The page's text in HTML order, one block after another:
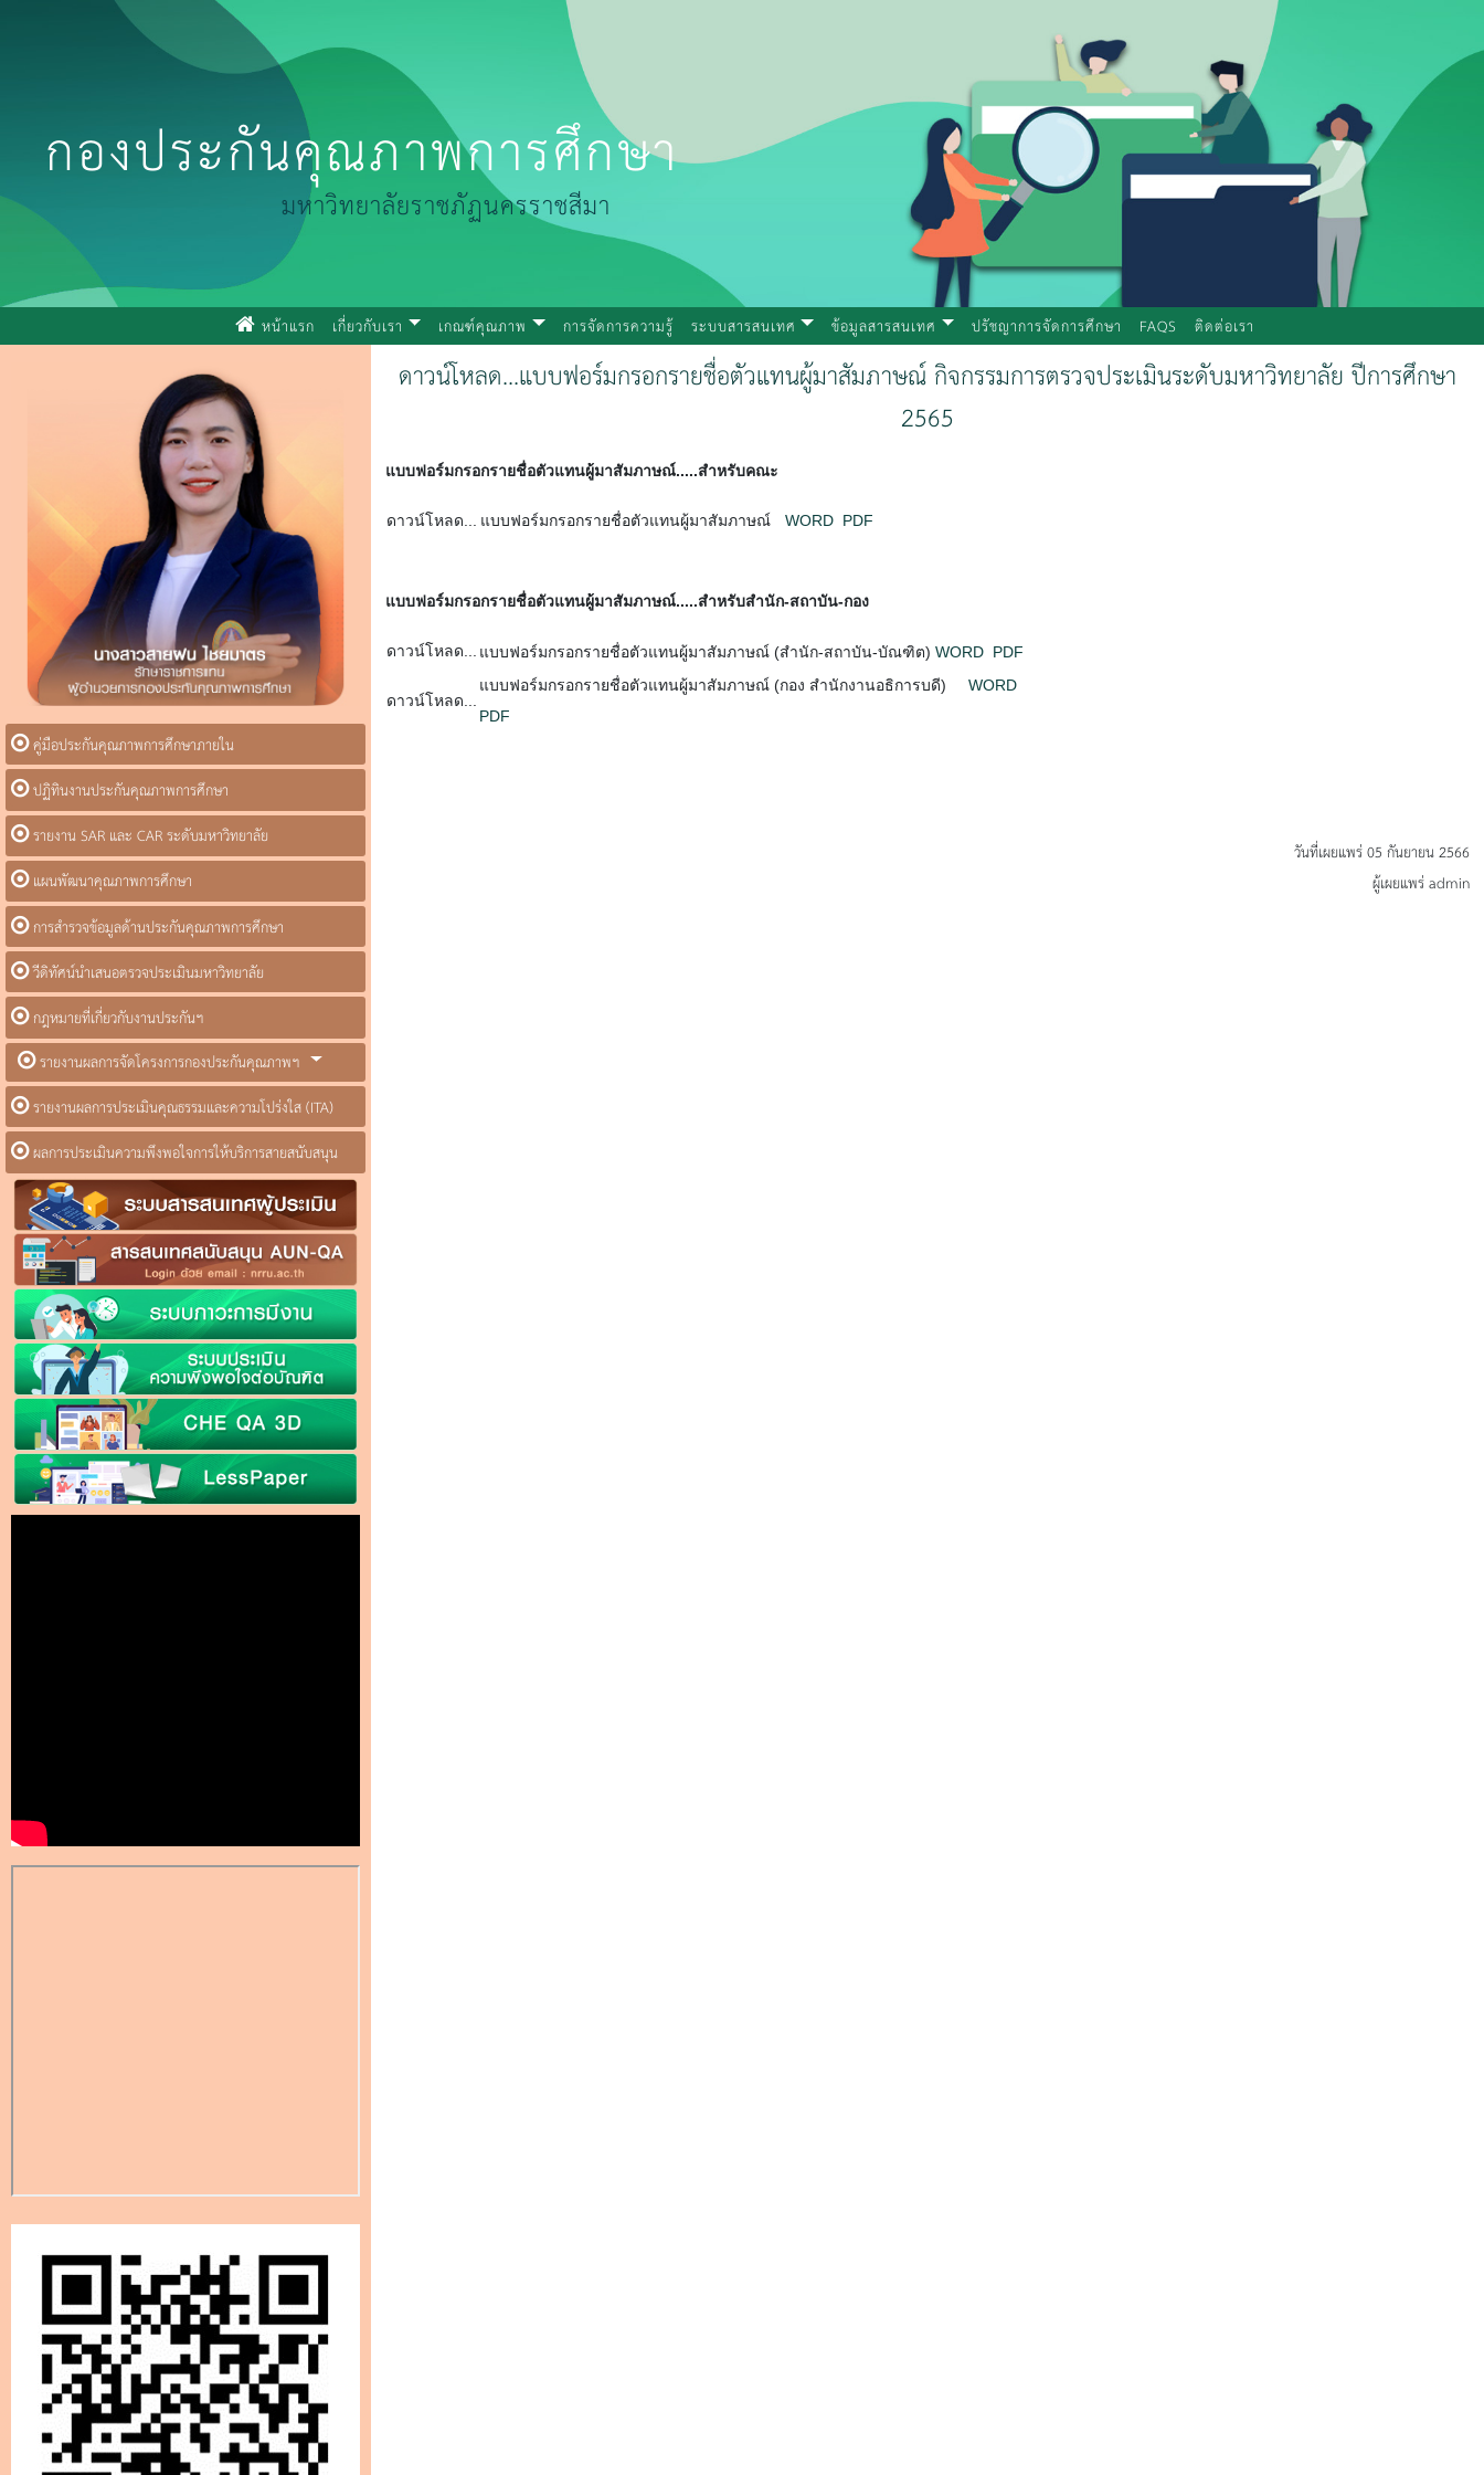
กองประกันคุณภาพการศึกษา
มหาวิทยาลัยราชภัฏนครราชสีมา
หน้าแรก(current)
เกี่ยวกับเรา เกณฑ์คุณภาพ การจัดการความรู้ ระบบสารสนเทศ ข้อมูลสารสนเทศ ปรัชญาการจัดการศึกษา FAQS ติดต่อเรา
คู่มือประกันคุณภาพการศึกษาภายใน
ปฏิทินงานประกันคุณภาพการศึกษา
รายงาน SAR และ CAR ระดับมหาวิทยาลัย
แผนพัฒนาคุณภาพการศึกษา
การสำรวจข้อมูลด้านประกันคุณภาพการศึกษา
วีดิทัศน์นำเสนอตรวจประเมินมหาวิทยาลัย
กฎหมายที่เกี่ยวกับงานประกันฯ
รายงานผลการจัดโครงการกองประกันคุณภาพฯ
รายงานผลการประเมินคุณธรรมและความโปร่งใส (ITA)
ผลการประเมินความพึงพอใจการให้บริการสายสนับสนุน
ดาวน์โหลด...แบบฟอร์มกรอกรายชื่อตัวแทนผู้มาสัมภาษณ์ กิจกรรมการตรวจประเมินระดับมหาวิทยาลัย ปีการศึกษา
2565
แบบฟอร์มกรอกรายชื่อตัวแทนผู้มาสัมภาษณ์.....สำหรับคณะ
ดาวน์โหลด... แบบฟอร์มกรอกรายชื่อตัวแทนผู้มาสัมภาษณ์ WORD PDF
แบบฟอร์มกรอกรายชื่อตัวแทนผู้มาสัมภาษณ์.....สำหรับสำนัก-สถาบัน-กอง
ดาวน์โหลด... แบบฟอร์มกรอกรายชื่อตัวแทนผู้มาสัมภาษณ์ (สำนัก-สถาบัน-บัณฑิต) WORD PDF
ดาวน์โหลด...
แบบฟอร์มกรอกรายชื่อตัวแทนผู้มาสัมภาษณ์ (กอง สำนักงานอธิการบดี)WORD
PDF
วันที่เผยแพร่ 05 กันยายน 2566
ผู้เผยแพร่ admin